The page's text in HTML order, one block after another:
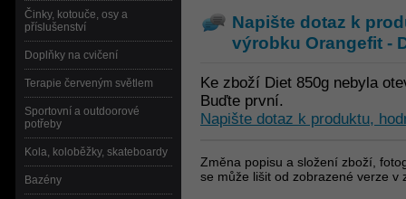
Napište dotaz k
výrobku Orangefit -
Ke zboží Diet 850g nebyla
Buďte první.
Napište dotaz k produktu,
Změna popisu a složení zboží,
se může lišit od zobrazené verze
Činky, kotouče, osy a
příslušenství
Doplňky na cvičení
Terapie červeným světlem
Sportovní a outdoorové
potřeby
Kola, koloběžky, skateboardy
Bazény